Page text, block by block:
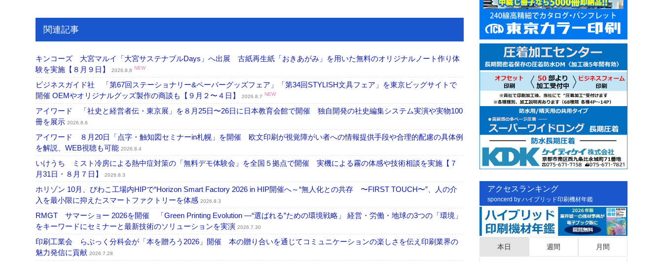
関連記事
キンコーズ 大宮マルイ「大宮サステナブルDays」へ出展 古紙再生紙「おきあがみ」を用いた無料のオリジナルノート作り体
験を実施【８月９日】
2026.8.8 NEW
ビジネスガイド社 「第67回ステーショナリー&ペーパーグッズフェア」「第34回STYLISH文具フェア」を東京ビッグサイトで
開催 OEMやオリジナルグッズ製作の商談も【９月２〜４日】
2026.8.7 NEW
アイワード 「社史と経営者伝・東京展」を８月25日〜26日に日本教育会館で開催 独自開発の社史編集システム実演や実物100
冊を展示 2026.8.6
アイワード ８月20日「点字・触知図セミナーin札幌」を開催 欧文印刷が視覚障がい者への情報提供手段や合理的配慮の具体例
を解説、WEB視聴も可能 2026.8.4
いけうち ミスト冷房による熱中症対策の「無料デモ体験会」を全国５拠点で開催 実機による霧の体感や技術相談を実施【７
月31日・８月７日】
2026.8.3
ホリゾン 10月、びわこ工場内HIPで“Horizon Smart Factory 2026 in HIP開催へ～“無人化との共存 〜FIRST TOUCH〜”、人の介
入を最小限に抑えたスマートファクトリーを体感 2026.8.3
RMGT サマーショー 2026を開催 「Green Printing Evolution ―“選ばれる”ための環境戦略」 経営・労働・地球の3つの「環境」
をキーワードにセミナーと最新技術のソリューションを実演 2026.7.30
印刷工業会 らぶっく分科会が「本を贈ろう2026」開催 本の贈り合いを通じてコミュニケーションの楽しさを伝え印刷業界の
魅力発信に貢献 2026.7.28
アクセスランキング
sponcerd by ハイブリッド印刷機材年鑑
本日 週間 月間